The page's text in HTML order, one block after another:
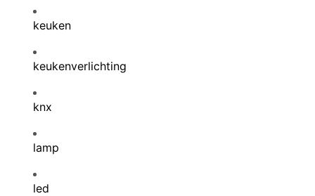
keuken
keukenverlichting
knx
lamp
led